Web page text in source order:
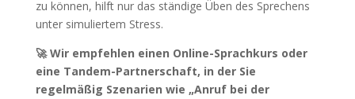
zu können, hilft nur das ständige Üben des Sprechens
unter simuliertem Stress.
🚀 Wir empfehlen einen Online-Sprachkurs oder
eine Tandem-Partnerschaft, in der Sie
regelmäßig Szenarien wie „Anruf bei der